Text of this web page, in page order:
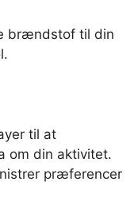
brændstof til din
til at
om din aktivitet.
præferencer